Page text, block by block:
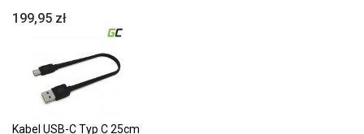
199,95 zł
Kabel USB-C Typ C 25cm